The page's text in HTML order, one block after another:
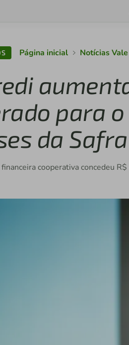
Página inicial Notícias
para
da
cooperativa concedeu